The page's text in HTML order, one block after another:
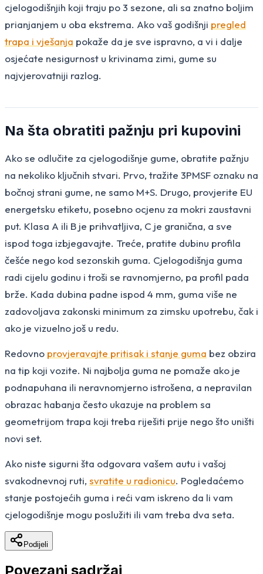
cjelogodišnjih koji traju po 3 sezone, ali sa znatno boljim
prianjanjem u oba ekstrema. Ako vaš godišnji pregled
trapa i vješanja pokaže da je sve ispravno, a vi i dalje
osjećate nesigurnost u krivinama zimi, gume su
najvjerovatniji razlog.
Na šta obratiti pažnju pri kupovini
Ako se odlučite za cjelogodišnje gume, obratite pažnju
na nekoliko ključnih stvari. Prvo, tražite 3PMSF oznaku na
bočnoj strani gume, ne samo M+S. Drugo, provjerite EU
energetsku etiketu, posebno ocjenu za mokri zaustavni
put. Klasa A ili B je prihvatljiva, C je granična, a sve
ispod toga izbjegavajte. Treće, pratite dubinu profila
češće nego kod sezonskih guma. Cjelogodišnja guma
radi cijelu godinu i troši se ravnomjerno, pa profil pada
brže. Kada dubina padne ispod 4 mm, guma više ne
zadovoljava zakonski minimum za zimsku upotrebu, čak i
ako je vizuelno još u redu.
Redovno provjeravajte pritisak i stanje guma bez obzira
na tip koji vozite. Ni najbolja guma ne pomaže ako je
podnapuhana ili neravnomjerno istrošena, a nepravilan
obrazac habanja često ukazuje na problem sa
geometrijom trapa koji treba riješiti prije nego što uništi
novi set.
Ako niste sigurni šta odgovara vašem autu i vašoj
svakodnevnoj ruti, svratite u radionicu. Pogledaćemo
stanje postojećih guma i reći vam iskreno da li vam
cjelogodišnje mogu poslužiti ili vam treba dva seta.
Podijeli
Povezani sadržaj